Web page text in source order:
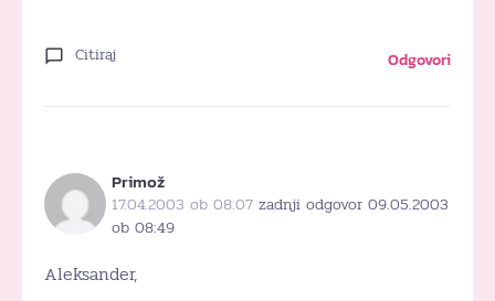
Citiraj Odgovori
Primož
17.04.2003 ob 08:07 zadnji odgovor 09.05.2003
ob 08:49
Aleksander,